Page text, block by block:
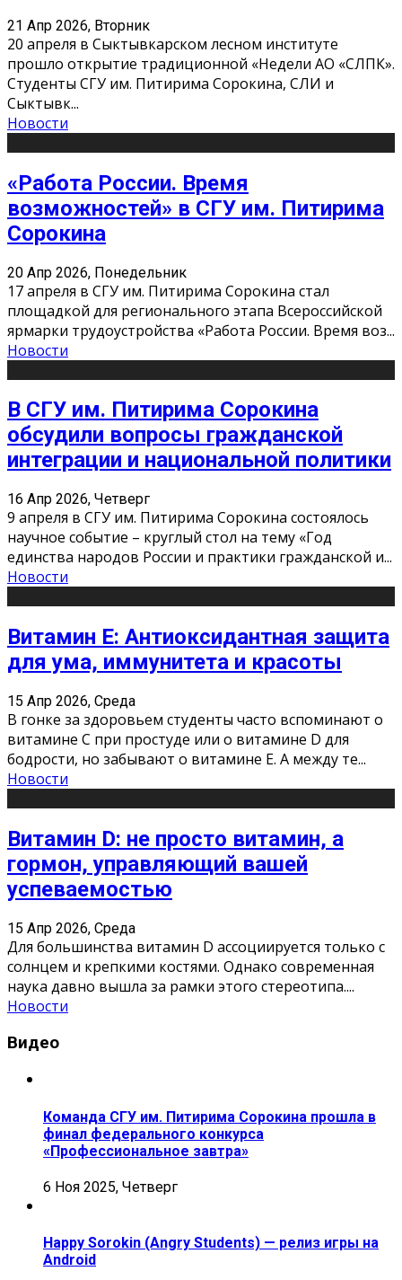
21 Апр 2026, Вторник
20 апреля в Сыктывкарском лесном институте
прошло открытие традиционной «Недели АО «СЛПК».
Студенты СГУ им. Питирима Сорокина, СЛИ и
Сыктывк...
Новости
«Работа России. Время
возможностей» в СГУ им. Питирима
Сорокина
20 Апр 2026, Понедельник
17 апреля в СГУ им. Питирима Сорокина стал
площадкой для регионального этапа Всероссийской
ярмарки трудоустройства «Работа России. Время воз...
Новости
В СГУ им. Питирима Сорокина
обсудили вопросы гражданской
интеграции и национальной политики
16 Апр 2026, Четверг
9 апреля в СГУ им. Питирима Сорокина состоялось
научное событие – круглый стол на тему «Год
единства народов России и практики гражданской и...
Новости
Витамин Е: Антиоксидантная защита
для ума, иммунитета и красоты
15 Апр 2026, Среда
В гонке за здоровьем студенты часто вспоминают о
витамине С при простуде или о витамине D для
бодрости, но забывают о витамине Е. А между те...
Новости
Витамин D: не просто витамин, а
гормон, управляющий вашей
успеваемостью
15 Апр 2026, Среда
Для большинства витамин D ассоциируется только с
солнцем и крепкими костями. Однако современная
наука давно вышла за рамки этого стереотипа....
Новости
Видео
Команда СГУ им. Питирима Сорокина прошла в
финал федерального конкурса
«Профессиональное завтра»
6 Ноя 2025, Четверг
Happy Sorokin (Angry Students) — релиз игры на
Android